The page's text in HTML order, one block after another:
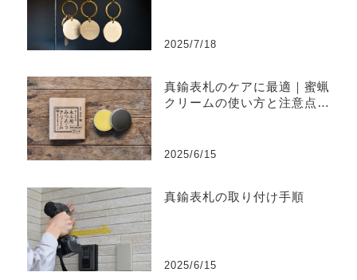
2025/7/18
真鍮表札のケアに最適｜蜜蝋
クリームの使い方と注意点ま
2025/6/15
真鍮表札の取り付け手順
2025/6/15